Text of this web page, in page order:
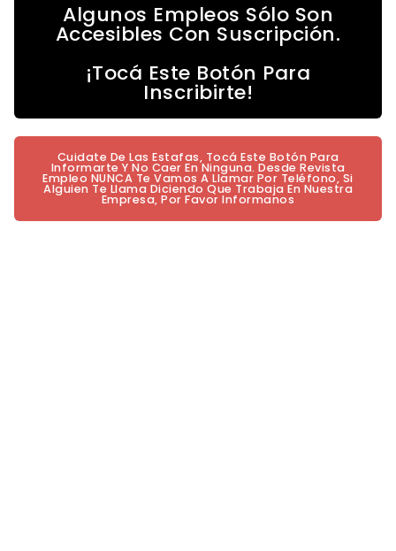
Algunos Empleos Sólo Son
Accesibles Con Suscripción.
¡Tocá Este Botón Para
Inscribirte!
Cuidate De Las Estafas, Tocá Este Botón Para
Informarte Y No Caer En Ninguna. Desde Revista
Empleo NUNCA Te Vamos A Llamar Por Teléfono, Si
Alguien Te Llama Diciendo Que Trabaja En Nuestra
Empresa, Por Favor Informanos